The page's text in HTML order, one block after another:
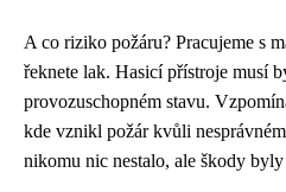
A co riziko požáru? Pracujeme s
řeknete lak. Hasicí přístroje musí
provozuschopném stavu.
kde vznikl požár kvůli
nikomu nic nestalo, ale škody